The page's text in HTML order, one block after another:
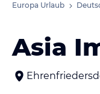
Europa Urlaub
Asia